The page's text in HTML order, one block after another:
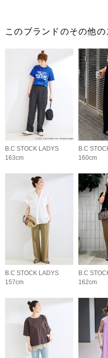
このブランドのその他
B.C STOCK LADYS
163cm
B.C
160cm
B.C STOCK LADYS
157cm
B.C
162cm